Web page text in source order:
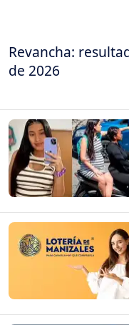
Revancha:
de 2026